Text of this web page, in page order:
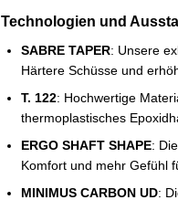
Technologien und
SABRE TAPER: Unsere
Härtere Schüsse und
T. 122: Hochwertige
thermoplastisches
ERGO SHAFT SHAPE:
Komfort und mehr Gefühl
MINIMUS CARBON UD: